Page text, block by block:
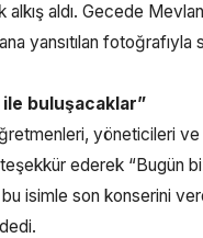
aldı. Gecede
yansıtılan fotoğrafıyla
buluşacaklar”
yöneticileri
ederek “Bugün
isimle son konserini